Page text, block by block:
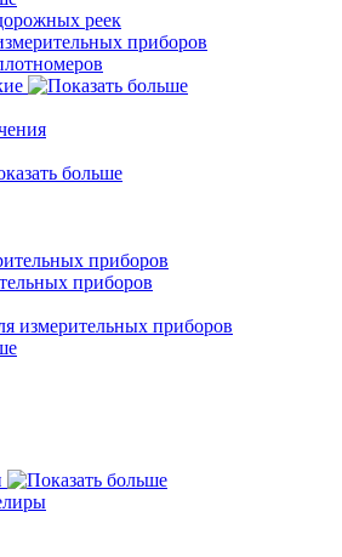
реек
приборов
приборов
приборов
измерительных приборов